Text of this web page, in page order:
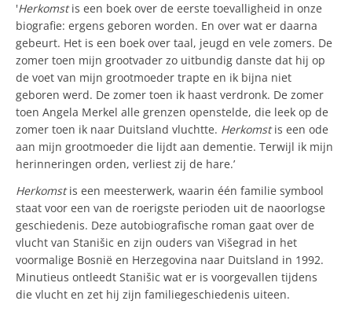
'Herkomstis een boek over de eerste toevalligheid in onze
biografie: ergens geboren worden. En over wat er daarna
gebeurt. Het is een boek over taal, jeugd en vele zomers. De
zomer toen mijn grootvader zo uitbundig danste dat hij op
de voet van mijn grootmoeder trapte en ik bijna niet
geboren werd. De zomer toen ik haast verdronk. De zomer
toen Angela Merkel alle grenzen openstelde, die leek op de
zomer toen ik naar Duitsland vluchtte. Herkomstis een ode
aan mijn grootmoeder die lijdt aan dementie. Terwijl ik mijn
herinneringen orden, verliest zij de hare.’
Herkomstis een meesterwerk, waarin één familie symbool
staat voor een van de roerigste perioden uit de naoorlogse
geschiedenis. Deze autobiografische roman gaat over de
vlucht van Stanišic en zijn ouders van Višegrad in het
voormalige Bosnië en Herzegovina naar Duitsland in 1992.
Minutieus ontleedt Stanišic wat er is voorgevallen tijdens
die vlucht en zet hij zijn familiegeschiedenis uiteen.